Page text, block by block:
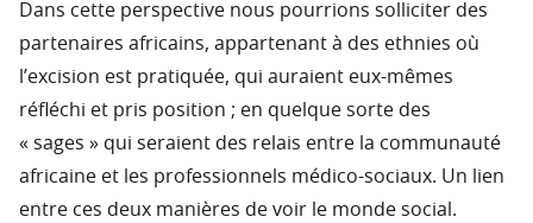
Dans cette perspective nous pourrions solliciter des
partenaires africains, appartenant à des ethnies où
l’excision est pratiquée, qui auraient eux-mêmes
réfléchi et pris position ; en quelque sorte des
« sages » qui seraient des relais entre la communauté
africaine et les professionnels médico-sociaux. Un lien
entre ces deux manières de voir le monde social.